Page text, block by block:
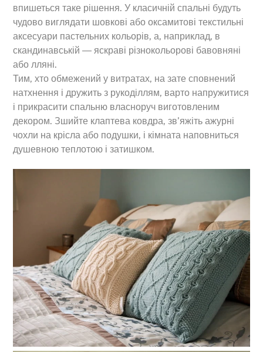
впишеться таке рішення. У класичній спальні будуть
чудово виглядати шовкові або оксамитові текстильні
аксесуари пастельних кольорів, а, наприклад, в
скандинавській ― яскраві різнокольорові бавовняні
або лляні.
Тим, хто обмежений у витратах, на зате сповнений
натхнення і дружить з рукоділлям, варто напружитися
і прикрасити спальню власноруч виготовленим
декором. Зшийте клаптева ковдра, зв’яжіть ажурні
чохли на крісла або подушки, і кімната наповниться
душевною теплотою і затишком.